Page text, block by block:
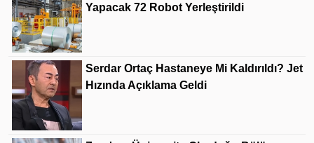
Yapacak 72 Robot Yerleştirildi
Serdar Ortaç Hastaneye Mi Kaldırıldı? Jet
Hızında Açıklama Geldi